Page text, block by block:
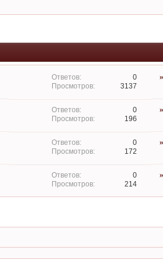
0
3137
0
196
0
172
0
214